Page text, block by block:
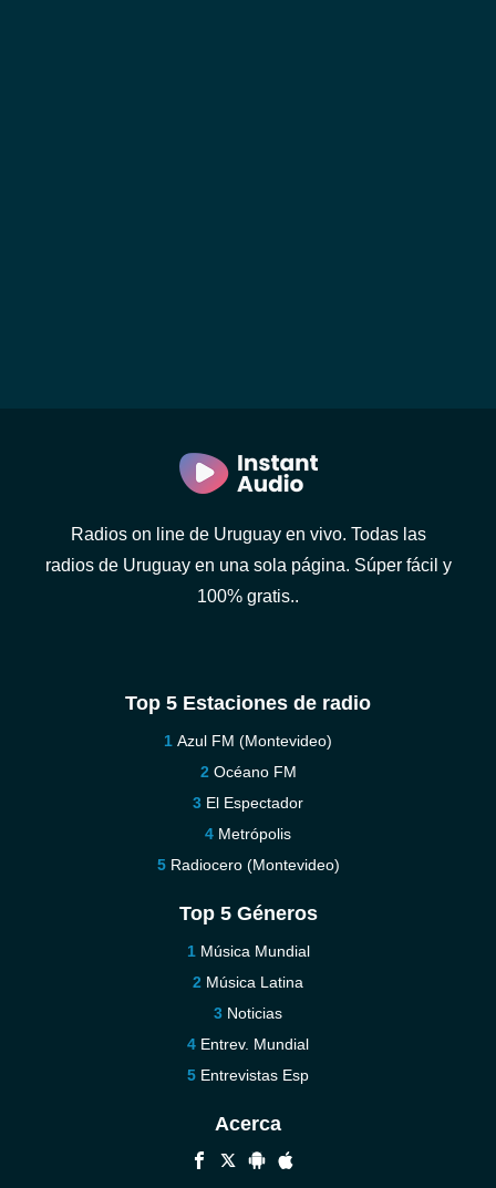
Radios on line de Uruguay en vivo. Todas las
radios de Uruguay en una sola página. Súper fácil y
100% gratis..
Top 5 Estaciones de radio
Azul FM (Montevideo)
Océano FM
El Espectador
Metrópolis
Radiocero (Montevideo)
Top 5 Géneros
Música Mundial
Música Latina
Noticias
Entrev. Mundial
Entrevistas Esp
Acerca